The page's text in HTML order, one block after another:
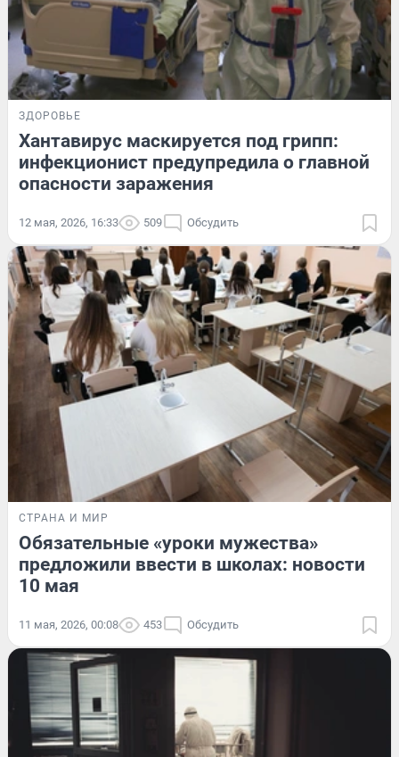
ЗДОРОВЬЕ
Хантавирус маскируется под грипп:
инфекционист предупредила о главной
опасности заражения
12 мая, 2026, 16:33 509 Обсудить
СТРАНА И МИР
Обязательные «уроки мужества»
предложили ввести в школах: новости
10 мая
11 мая, 2026, 00:08 453 Обсудить